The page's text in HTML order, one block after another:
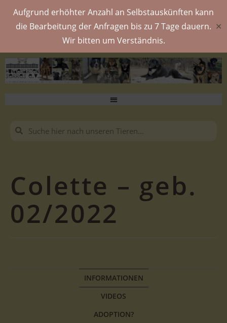
Aufgrund erhöhter Anzahl an Selbstauskünften kann
die Bearbeitung der Anfragen bis zu 7 Tage dauern.
Wir bitten um Verständnis.
✕
Colette – geb.
02/2022
INFORMATIONEN
VIDEOS
ADOPTION?